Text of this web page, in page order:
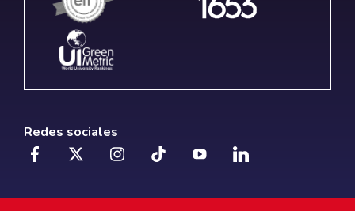
Redes sociales